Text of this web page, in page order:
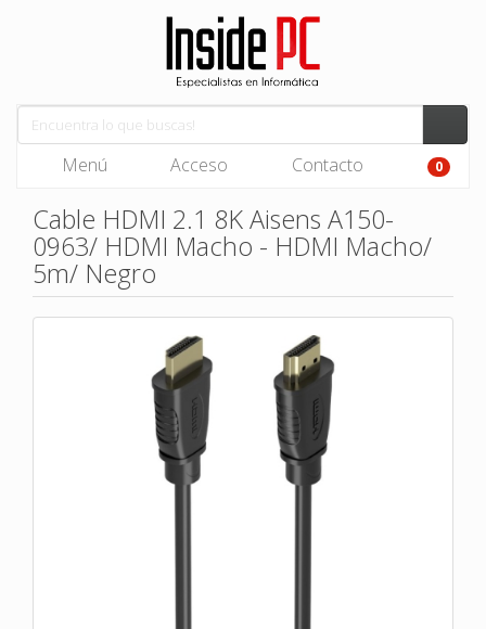
Menú Acceso Contacto 0
Cable HDMI 2.1 8K Aisens A150-
0963/ HDMI Macho - HDMI Macho/
5m/ Negro